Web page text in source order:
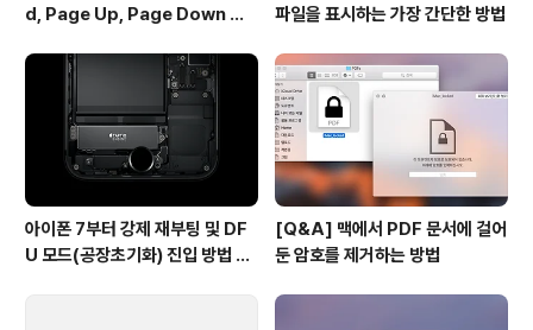
d, Page Up, Page Down 키
파일을 표시하는 가장 간단한 방법
아이폰 7부터 강제 재부팅 및 DF
U 모드(공장초기화) 진입 방법 변
[Q&A] 맥에서 PDF 문서에 걸어
둔 암호를 제거하는 방법